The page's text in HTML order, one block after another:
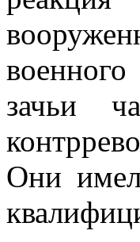
зачьи
Они